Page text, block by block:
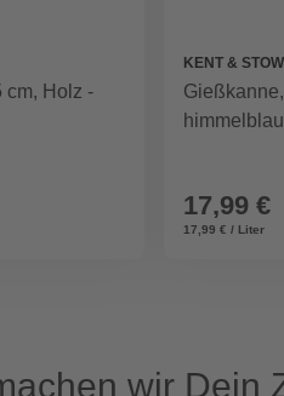
cm, Holz -
KENT &
himmelblau
17,99 €
17,99 € / Liter
wir Dein